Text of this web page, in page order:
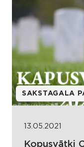
SAKSTAGALA
13.05.2021
Kopusvātki